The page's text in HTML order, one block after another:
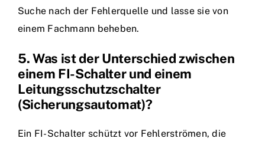
Suche nach der Fehlerquelle und lasse sie von
einem Fachmann beheben.
5. Was ist der Unterschied zwischen
einem FI-Schalter und einem
Leitungsschutzschalter
(Sicherungsautomat)?
Ein FI-Schalter schützt vor Fehlerströmen, die